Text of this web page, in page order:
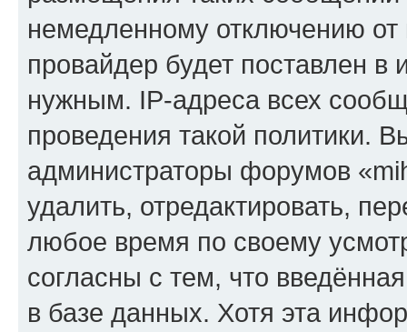
немедленному отключению
провайдер будет поставлен в
нужным. IP-адреса всех
проведения такой политики.
администраторы форумов
удалить, отредактировать,
любое время по своему
согласны с тем, что
в базе данных. Хотя эта